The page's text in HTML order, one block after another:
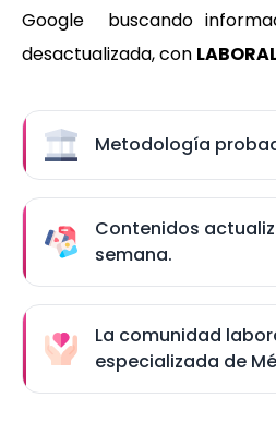
Google buscando
desactualizada, con
Metodología
Contenidos
semana.
La comunidad
especializada de